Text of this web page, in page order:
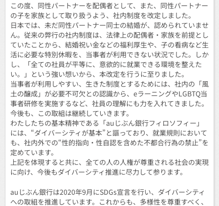
この度、同性パートナーを配偶者として、また、同性パートナー
の子を家族として取り扱うよう、社内制度を改定しました。
日本では、未だ同性パートナー同士の結婚が、認められていませ
ん。従来の弊行の社内制度は、法律上の配偶者・家族を前提とし
ていたことから、結婚祝い金などの福利厚生や、子の看病など生
活に必要な特別休暇を、当事者が利用できない状況でした。しか
し、「全ての社員が平等に、意欲的に就業できる環境を整えた
い。」という強い想いから、本改定を行うに至りました。
当事者が利用しやすい、生きた制度とするためには、社内の「風
土の醸成」が必要不可欠との認識から、eラーニングやLGBTQ当
事者研修を実施するなど、社員の理解にも力を入れてきました。
今後も、この取組は継続していきます。
わたしたちの基本精神である「auじぶん銀行フィロソフィー」
には、“ダイバーシティが基本”と謳っており、就業規則において
も、社内外での“性的指向・性自認を含めた不都合行為の禁止”を
定めています。
上記を体現すると共に、全ての人の人権が尊重される社会の実現
に向け、今後もダイバーシティ推進に尽力して参ります。
auじぶん銀行は2020年9月にSDGs宣言を行い、ダイバーシティ
への取組を推進しています。これからも、多様性を尊重すべく、